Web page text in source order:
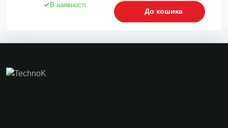
В наявності
До кошика